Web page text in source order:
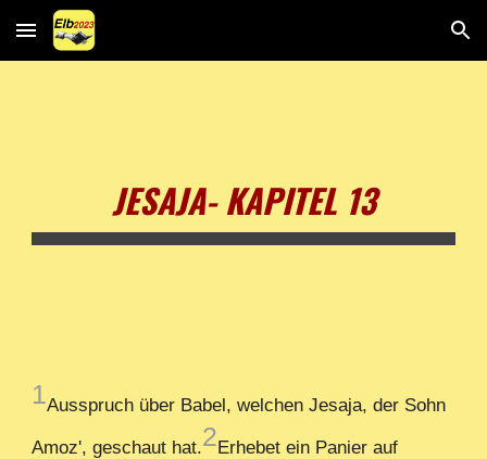
Skip to main content Skip to navigation
JESAJA- KAPITEL 13
1Ausspruch über Babel, welchen Jesaja, der Sohn
Amoz', geschaut hat.2Erhebet ein Panier auf